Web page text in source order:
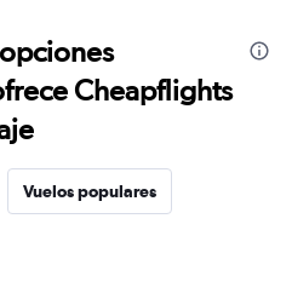
Cheapflights
Vuelos populares